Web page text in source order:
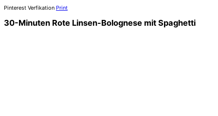
Pinterest Verfikation Print
30-Minuten Rote Linsen-Bolognese mit Spaghetti